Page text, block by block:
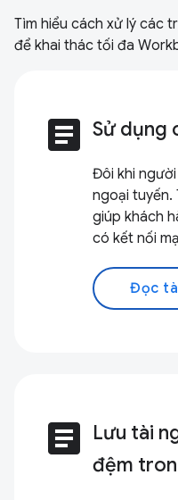
Tìm hiểu cách xử lý các
để khai thác tối đa
article Sử dụng
Đôi khi
ngoại tuyến.
giúp khách
có kết nối
Đọc
article Lưu tài
đệm